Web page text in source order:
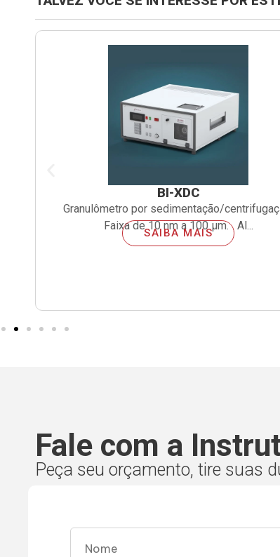
BI-XDC
Granulômetro por sedimentação/
Faixa de 10 nm a 100 µm. Al...
SAIBA MAIS
Fale com a
Peça seu orçamento, tire suas